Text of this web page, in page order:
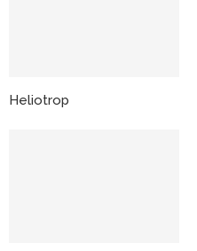
Heliotrop